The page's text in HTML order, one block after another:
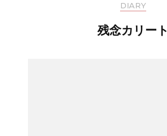
DIARY
残念カリート